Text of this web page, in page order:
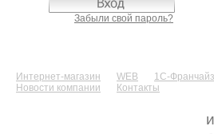
Забыли свой пароль?
Интернет-магазин WEB 1С-
Новости компании
Контакты